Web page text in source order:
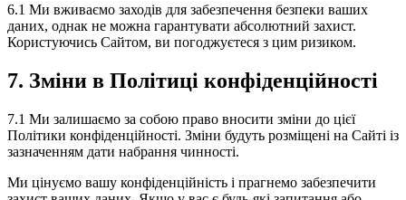
6.1 Ми вживаємо заходів для забезпечення безпеки ваших
даних, однак не можна гарантувати абсолютний захист.
Користуючись Сайтом, ви погоджуєтеся з цим ризиком.
7. Зміни в Політиці конфіденційності
7.1 Ми залишаємо за собою право вносити зміни до цієї
Політики конфіденційності. Зміни будуть розміщені на Сайті із
зазначенням дати набрання чинності.
Ми цінуємо вашу конфіденційність і прагнемо забезпечити